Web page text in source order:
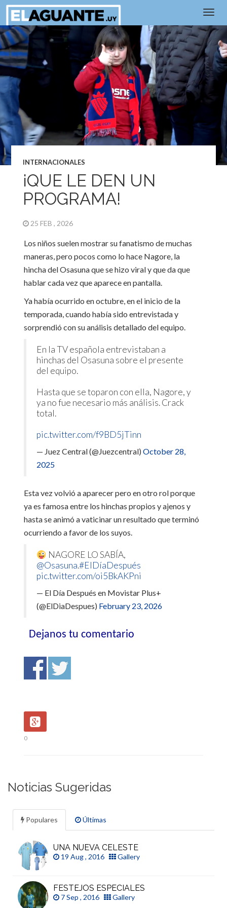
INTERNACIONALES
¡QUE LE DEN UN
PROGRAMA!
25 FEB , 2026
Los niños suelen mostrar su fanatismo de muchas
maneras, pero pocos como lo hace Nagore, la
hincha del Osasuna que se hizo viral y que da que
hablar cada vez que aparece en pantalla.
Ya había ocurrido en octubre, en el inicio de la
temporada, cuando había sido entrevistada y
sorprendió con su análisis detallado del equipo.
En la TV española entrevistaban a
hinchas del Osasuna sobre el presente
del equipo.
Hasta que se toparon con ella, Nagore, y
ya no fue necesario más análisis. Crack
total.
pic.twitter.com/f9BD5jTinn
— Juez Central (@Juezcentral) October 28,
2025
Esta vez volvió a aparecer pero en otro rol porque
ya es famosa entre los hinchas propios y ajenos y
hasta se animó a vaticinar un resultado que terminó
ocurriendo a favor de los suyos.
NAGORE LO SABÍA,
@Osasuna.#ElDíaDespués
pic.twitter.com/oi5BkAKPni
— El Día Después en Movistar Plus+
(@ElDiaDespues) February 23, 2026
Dejanos tu comentario
0
Noticias Sugeridas
Populares Últimas
UNA NUEVA CELESTE
19 Aug , 2016 Gallery
FESTEJOS ESPECIALES
7 Sep , 2016 Gallery